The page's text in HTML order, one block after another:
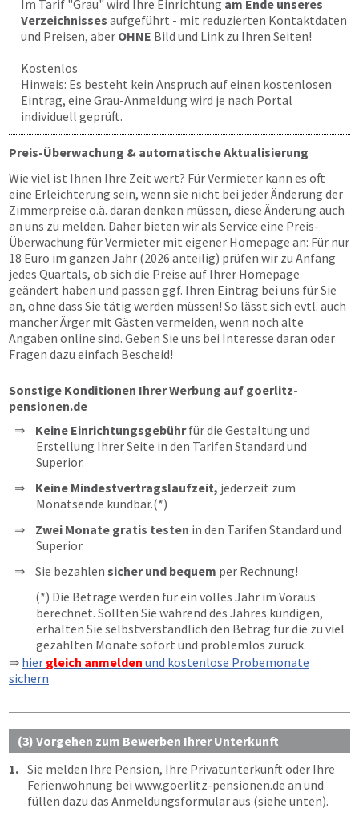
Im Tarif "Grau" wird Ihre Einrichtung am Ende unseres
Verzeichnisses aufgeführt - mit reduzierten Kontaktdaten
und Preisen, aber OHNE Bild und Link zu Ihren Seiten!
Kostenlos
Hinweis: Es besteht kein Anspruch auf einen kostenlosen
Eintrag, eine Grau-Anmeldung wird je nach Portal
individuell geprüft.
Preis-Überwachung & automatische Aktualisierung
Wie viel ist Ihnen Ihre Zeit wert? Für Vermieter kann es oft
eine Erleichterung sein, wenn sie nicht bei jeder Änderung der
Zimmerpreise o.ä. daran denken müssen, diese Änderung auch
an uns zu melden. Daher bieten wir als Service eine Preis-
Überwachung für Vermieter mit eigener Homepage an: Für nur
18 Euro im ganzen Jahr (2026 anteilig) prüfen wir zu Anfang
jedes Quartals, ob sich die Preise auf Ihrer Homepage
geändert haben und passen ggf. Ihren Eintrag bei uns für Sie
an, ohne dass Sie tätig werden müssen! So lässt sich evtl. auch
mancher Ärger mit Gästen vermeiden, wenn noch alte
Angaben online sind. Geben Sie uns bei Interesse daran oder
Fragen dazu einfach Bescheid!
Sonstige Konditionen Ihrer Werbung auf goerlitz-
pensionen.de
Keine Einrichtungsgebührfür die Gestaltung und
Erstellung Ihrer Seite in den Tarifen Standard und
Superior.
Keine Mindestvertragslaufzeit, jederzeit zum
Monatsende kündbar.(*)
Zwei Monate gratis testen in den Tarifen Standard und
Superior.
Sie bezahlen sicher und bequem per Rechnung!
(*) Die Beträge werden für ein volles Jahr im Voraus
berechnet. Sollten Sie während des Jahres kündigen,
erhalten Sie selbstverständlich den Betrag für die zu viel
gezahlten Monate sofort und problemlos zurück.
⇒ hier gleich anmelden und kostenlose Probemonate
sichern
(3) Vorgehen zum Bewerben Ihrer Unterkunft
1. Sie melden Ihre Pension, Ihre Privatunterkunft oder Ihre
Ferienwohnung bei www.goerlitz-pensionen.de an und
füllen dazu das Anmeldungsformular aus (siehe unten).